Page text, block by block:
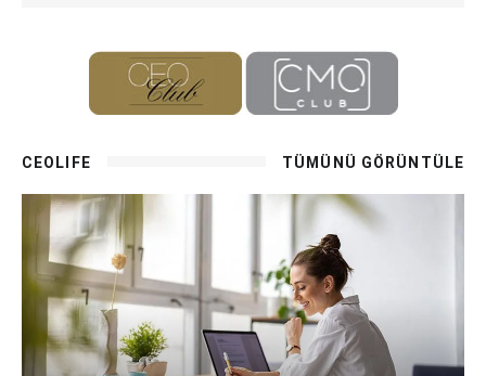
CEOLIFE TÜMÜNÜ GÖRÜNTÜLE